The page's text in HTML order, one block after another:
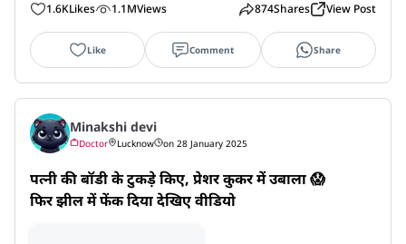
1.6KLikes 1.1MViews 874Shares View Post
Like Comment Share
Minakshi devi
Doctor Lucknow on 28 January 2025
पत्नी की बॉडी के टुकड़े किए, प्रेशर कुकर में उबाला 😱
फिर झील में फेंक दिया देखिए वीडियो